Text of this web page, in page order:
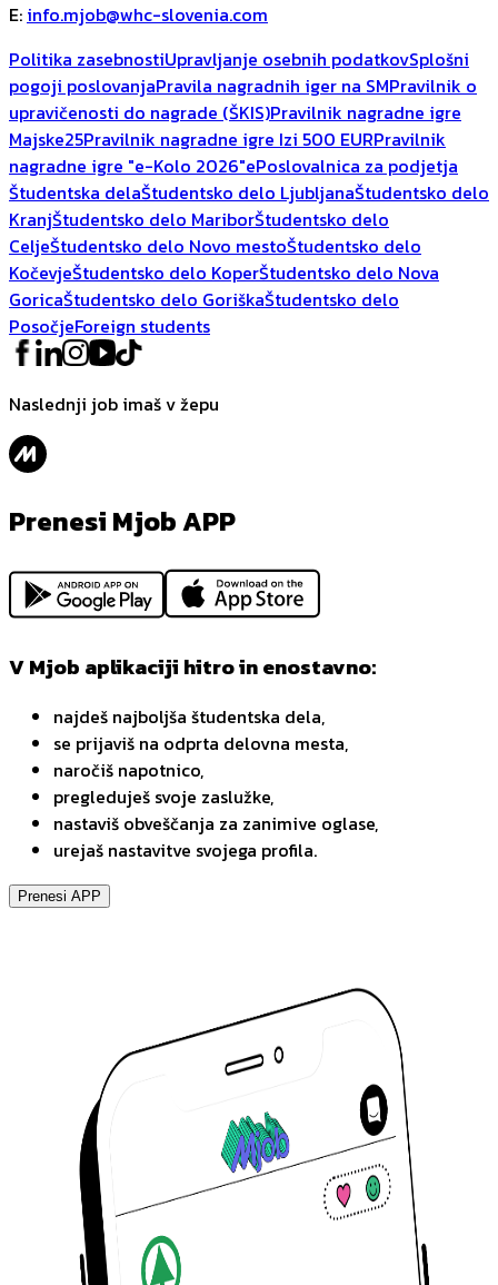
E: info.mjob@whc-slovenia.com
Politika zasebnostiUpravljanje osebnih podatkovSplošni
pogoji poslovanjaPravila nagradnih iger na SMPravilnik o
upravičenosti do nagrade (ŠKIS)Pravilnik nagradne igre
Majske25Pravilnik nagradne igre Izi 500 EURPravilnik
nagradne igre "e-Kolo 2026"ePoslovalnica za podjetja
Študentska delaŠtudentsko delo LjubljanaŠtudentsko delo
KranjŠtudentsko delo MariborŠtudentsko delo
CeljeŠtudentsko delo Novo mestoŠtudentsko delo
KočevjeŠtudentsko delo KoperŠtudentsko delo Nova
GoricaŠtudentsko delo GoriškaŠtudentsko delo
PosočjeForeign students
Naslednji job imaš v žepu
Prenesi Mjob APP
V Mjob aplikaciji hitro in enostavno:
najdeš najboljša študentska dela,
se prijaviš na odprta delovna mesta,
naročiš napotnico,
pregleduješ svoje zaslužke,
nastaviš obveščanja za zanimive oglase,
urejaš nastavitve svojega profila.
Prenesi APP